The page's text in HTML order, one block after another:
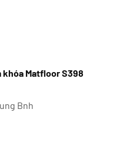
khóa Matfloor S398
Bnh